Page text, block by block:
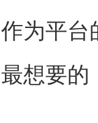
作为平台
最想要的